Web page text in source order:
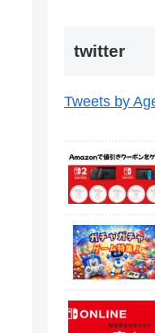
twitter
Tweets by